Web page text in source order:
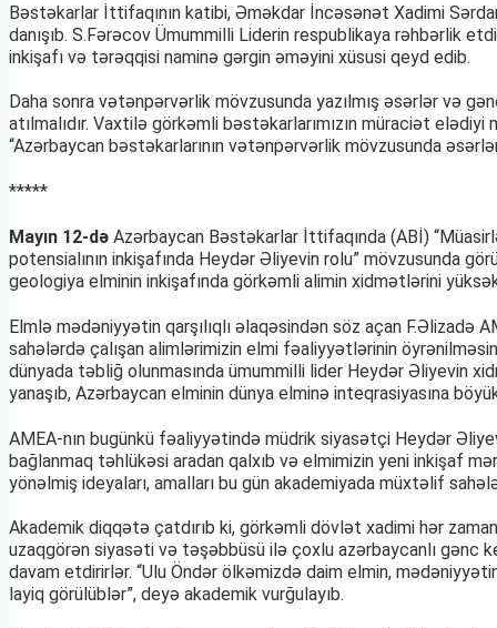
Bəstəkarlar İttifaqının katibi, Əməkdar İncəsənət Xadimi
danışıb. S.Fərəcov Ümummilli Liderin respublikaya rəhbərlik
inkişafı və tərəqqisi naminə gərgin əməyini xüsusi qeyd edib.
Daha sonra vətənpərvərlik mövzusunda yazılmış əsərlər və
atılmalıdır. Vaxtilə görkəmli bəstəkarlarımızın müraciət
“Azərbaycan bəstəkarlarının vətənpərvərlik mövzusunda
*****
Mayın 12-də Azərbaycan Bəstəkarlar İttifaqında (ABİ)
potensialının inkişafında Heydər Əliyevin rolu” mövzusunda
geologiya elminin inkişafında görkəmli alimin xidmətlərini
Elmlə mədəniyyətin qarşılıqlı əlaqəsindən söz açan F.Əlizadə
sahələrdə çalışan alimlərimizin elmi fəaliyyətlərinin
dünyada təbliğ olunmasında ümummilli lider Heydər Əliyevin
yanaşıb, Azərbaycan elminin dünya elminə inteqrasiyasına
AMEA-nın bugünkü fəaliyyətində müdrik siyasətçi Heydər
bağlanmaq təhlükəsi aradan qalxıb və elmimizin yeni inkişaf
yönəlmiş ideyaları, amalları bu gün akademiyada müxtəlif
Akademik diqqətə çatdırıb ki, görkəmli dövlət xadimi hər
uzaqgörən siyasəti və təşəbbüsü ilə çoxlu azərbaycanlı gənc
davam etdirirlər. “Ulu Öndər ölkəmizdə daim elmin,
layiq görülüblər”, deyə akademik vurğulayıb.